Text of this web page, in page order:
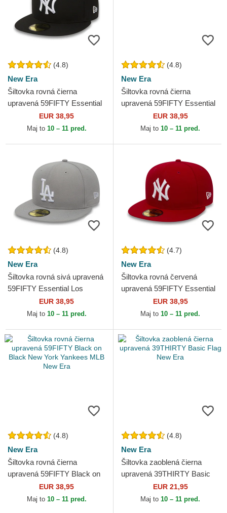
(4.8)
New Era
Šiltovka rovná čierna
upravená 59FIFTY Essential
New York Yankees MLB
New Era
EUR 38,95
Maj to 10 – 11 pred.
(4.8)
New Era
Šiltovka rovná čierna
upravená 59FIFTY Essential
Los Angeles Dodgers MLB
New Era
EUR 38,95
Maj to 10 – 11 pred.
(4.8)
New Era
Šiltovka rovná sivá upravená
59FIFTY Essential Los
Angeles Dodgers MLB New
EUR 38,95
Maj to 10 – 11 pred.
(4.7)
New Era
Šiltovka rovná červená
upravená 59FIFTY Essential
New York Yankees MLB New
EUR 38,95
Maj to 10 – 11 pred.
(4.8)
New Era
Šiltovka rovná čierna
upravená 59FIFTY Black on
Black New York Yankees
MLB New Era
EUR 38,95
Maj to 10 – 11 pred.
(4.8)
New Era
Šiltovka zaoblená čierna
upravená 39THIRTY Basic
Flag New EraEUR 21,95
Maj to 10 – 11 pred.